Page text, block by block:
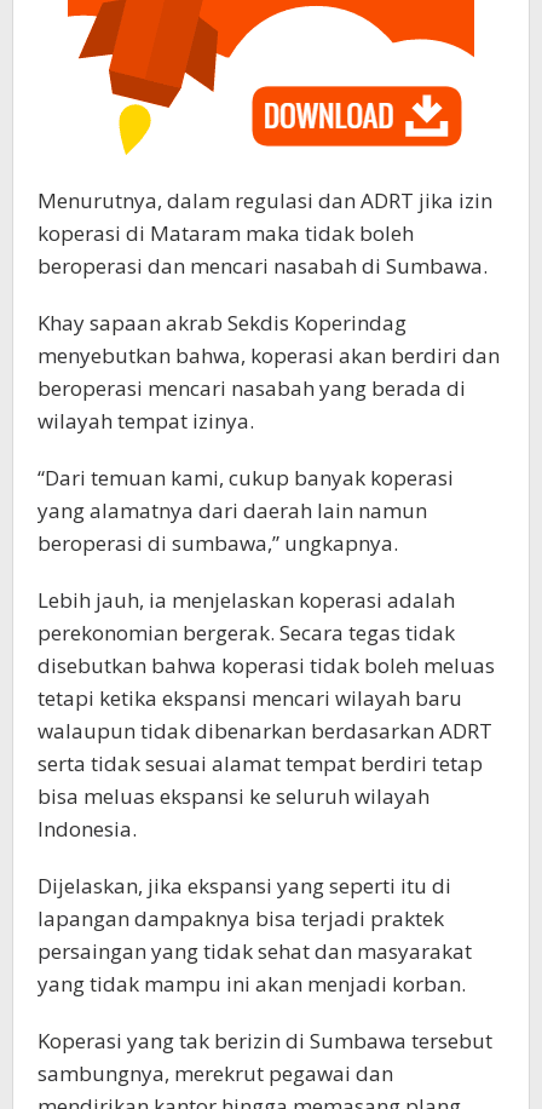
Menurutnya, dalam regulasi dan ADRT jika izin
koperasi di Mataram maka tidak boleh
beroperasi dan mencari nasabah di Sumbawa.
Khay sapaan akrab Sekdis Koperindag
menyebutkan bahwa, koperasi akan berdiri dan
beroperasi mencari nasabah yang berada di
wilayah tempat izinya.
“Dari temuan kami, cukup banyak koperasi
yang alamatnya dari daerah lain namun
beroperasi di sumbawa,” ungkapnya.
Lebih jauh, ia menjelaskan koperasi adalah
perekonomian bergerak. Secara tegas tidak
disebutkan bahwa koperasi tidak boleh meluas
tetapi ketika ekspansi mencari wilayah baru
walaupun tidak dibenarkan berdasarkan ADRT
serta tidak sesuai alamat tempat berdiri tetap
bisa meluas ekspansi ke seluruh wilayah
Indonesia.
Dijelaskan, jika ekspansi yang seperti itu di
lapangan dampaknya bisa terjadi praktek
persaingan yang tidak sehat dan masyarakat
yang tidak mampu ini akan menjadi korban.
Koperasi yang tak berizin di Sumbawa tersebut
sambungnya, merekrut pegawai dan